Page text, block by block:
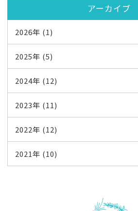
アーカイブ
2026年 (1)
2025年 (5)
2024年 (12)
2023年 (11)
2022年 (12)
2021年 (10)